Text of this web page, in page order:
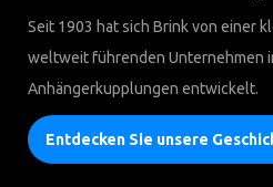
Seit 1903 hat sich Brink von einer
weltweit führenden Unternehmen
Anhängerkupplungen entwickelt.
Entdecken Sie unsere